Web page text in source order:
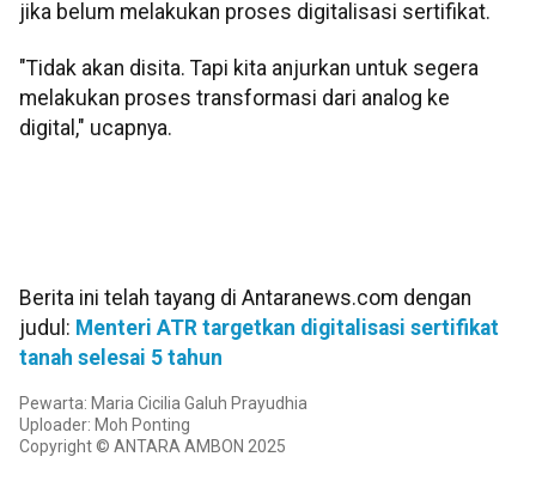
jika belum melakukan proses digitalisasi sertifikat.
"Tidak akan disita. Tapi kita anjurkan untuk segera
melakukan proses transformasi dari analog ke
digital," ucapnya.
Berita ini telah tayang di Antaranews.com dengan
judul: Menteri ATR targetkan digitalisasi sertifikat
tanah selesai 5 tahun
Pewarta: Maria Cicilia Galuh Prayudhia
Uploader: Moh Ponting
Copyright © ANTARA AMBON 2025